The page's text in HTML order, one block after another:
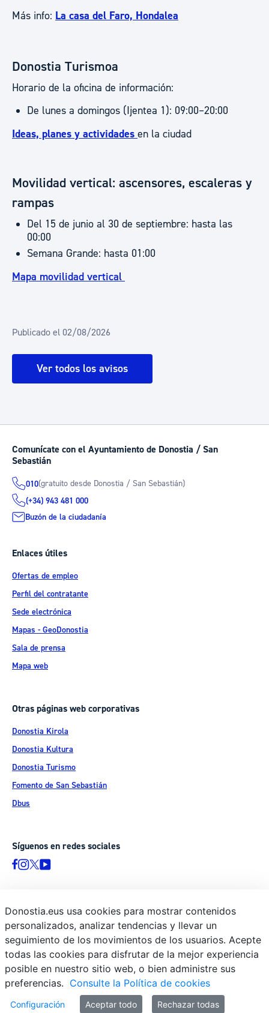
Más info: La casa del Faro, Hondalea
Donostia Turismoa
Horario de la oficina de información:
De lunes a domingos (Ijentea 1): 09:00–20:00
Ideas, planes y actividades en la ciudad
Movilidad vertical: ascensores, escaleras y
rampas
Del 15 de junio al 30 de septiembre: hasta las
00:00
Semana Grande: hasta 01:00
Mapa movilidad vertical
Publicado el 02/08/2026
Ver todos los avisos
Comunícate con el Ayuntamiento de Donostia / San
Sebastián
010(gratuito desde Donostia / San Sebastián)
(+34) 943 481 000
Buzón de la ciudadanía
Enlaces útiles
Ofertas de empleo
Perfil del contratante
Sede electrónica
Mapas - GeoDonostia
Sala de prensa
Mapa web
Otras páginas web corporativas
Donostia Kirola
Donostia Kultura
Donostia Turismo
Fomento de San Sebastián
Dbus
Síguenos en redes sociales
© Donostiako Udala - Ayuntamiento de Donostia / San Sebastián
Ijentea 1, 20003 Donostia / San Sebastián
Aviso legal
Política de privacidad
Política de cookies
Declaración de accesibilidad
Donostia.eus usa cookies para mostrar contenidos
personalizados, analizar tendencias y llevar un
seguimiento de los movimientos de los usuarios. Acepte
todas las cookies para disfrutar de la mejor experiencia
posible en nuestro sitio web, o bien administre sus
preferencias. Consulte la Política de cookies
Configuración Aceptar todo Rechazar todas